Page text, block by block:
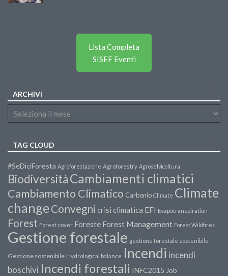
Lista Completa
SISEF Eventi
ARCHIVI
TAG CLOUD
#SeDiciForesta Agroforestazione Agroforestry Agroselvicoltura
BiodiversitàCambiamenti climatici
Cambiamento Climatico Carbonio Climate Climate
changeConvegni crisi climatica EFI Evapotranspiration
Forest Forest cover Foreste Forest Management Forest Wildfires
Gestione forestale gestione forestale sostenibile
Gestione sostenibile Hydrological balance Incendi incendi
boschivi Incendi forestali INFC2015 Job